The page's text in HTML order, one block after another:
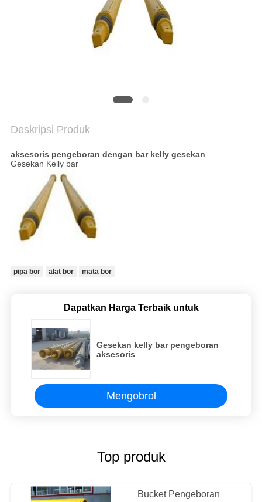
PRIVASI
Deskripsi Produk
aksesoris pengeboran dengan bar kelly gesekan
Gesekan Kelly bar
pipa bor alat bor mata bor
Dapatkan Harga Terbaik untuk
Gesekan kelly bar pengeboran
aksesoris
Mengobrol
Top produk
Bucket Pengeboran